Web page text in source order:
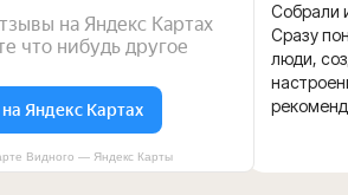
Собрали
Сразу
люди,
Видного — Яндекс Карты